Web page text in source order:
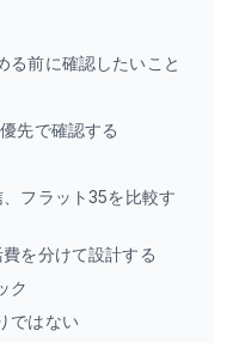
る前に確認したいこと
先で確認する
フラット35を比較す
を分けて設計する
ク
ではない